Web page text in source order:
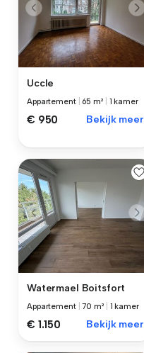
Uccle
Appartement 65 m² 1 kamer
€ 950 Bekijk meer
Watermael Boitsfort
Appartement |70 m² 1 kamer
€ 1.150 Bekijk meer